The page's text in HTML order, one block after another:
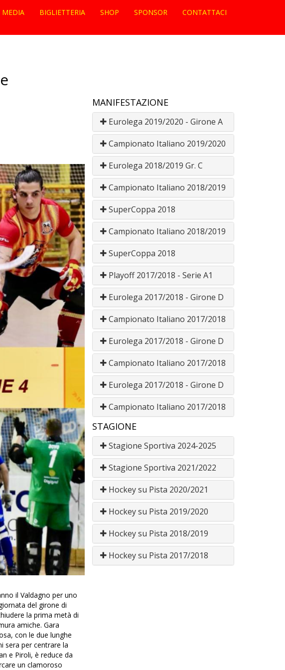
MEDIA BIGLIETTERIA SHOP SPONSOR CONTATTACI
il Valdagno per uno
del girone di
la prima metà di
amiche. Gara
con le due lunghe
sera per centrare la
e Piroli, è reduce da
un clamoroso
MANIFESTAZIONE
Eurolega 2019/2020 - Girone A
Campionato Italiano 2019/2020
Eurolega 2018/2019 Gr. C
Campionato Italiano 2018/2019
SuperCoppa 2018
Campionato Italiano 2018/2019
SuperCoppa 2018
Playoff 2017/2018 - Serie A1
Eurolega 2017/2018 - Girone D
Campionato Italiano 2017/2018
Eurolega 2017/2018 - Girone D
Campionato Italiano 2017/2018
Eurolega 2017/2018 - Girone D
Campionato Italiano 2017/2018
STAGIONE
Stagione Sportiva 2024-2025
Stagione Sportiva 2021/2022
Hockey su Pista 2020/2021
Hockey su Pista 2019/2020
Hockey su Pista 2018/2019
Hockey su Pista 2017/2018